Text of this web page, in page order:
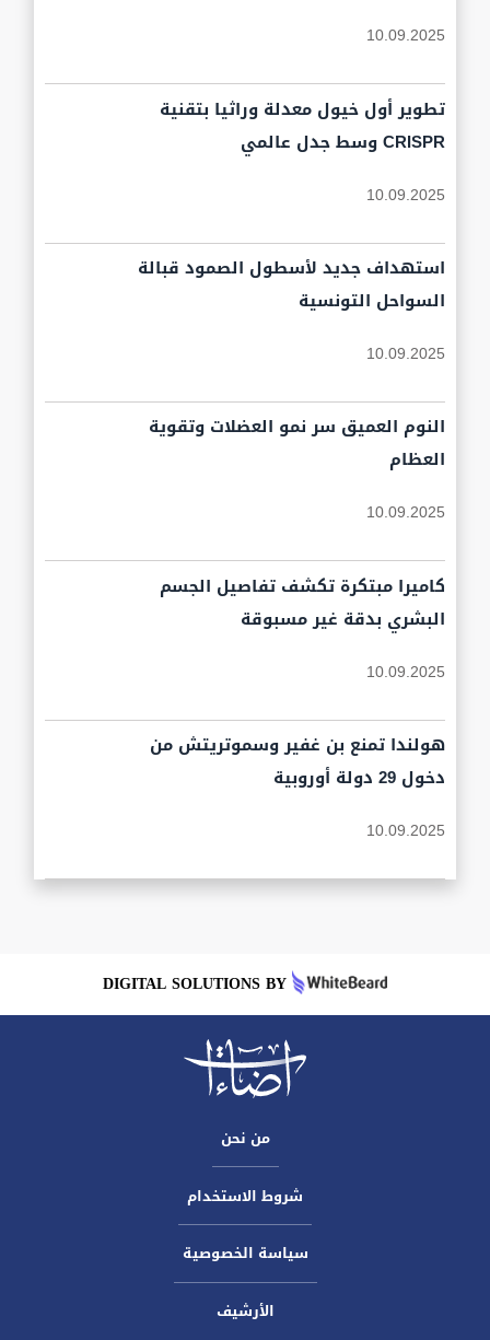
10.09.2025
تطوير أول خيول معدلة وراثيا بتقنية
CRISPR وسط جدل عالمي
10.09.2025
استهداف جديد لأسطول الصمود قبالة
السواحل التونسية
10.09.2025
النوم العميق سر نمو العضلات وتقوية
العظام
10.09.2025
كاميرا مبتكرة تكشف تفاصيل الجسم
البشري بدقة غير مسبوقة
10.09.2025
هولندا تمنع بن غفير وسموتريتش من
دخول 29 دولة أوروبية
10.09.2025
DIGITAL SOLUTIONS BY
من نحن
شروط الاستخدام
سياسة الخصوصية
الأرشيف